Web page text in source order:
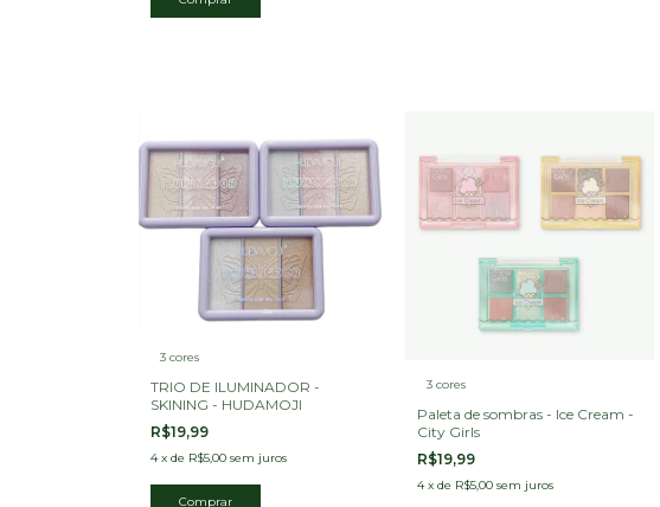
3 cores
TRIO DE ILUMINADOR -
SKINING - HUDAMOJI
R$19,99
4 x de R$5,00 sem juros
Comprar
3 cores
Paleta de sombras - Ice Cream -
City Girls
R$19,99
4 x de R$5,00 sem juros